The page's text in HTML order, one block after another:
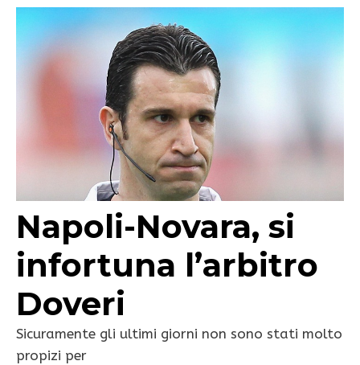
Napoli-Novara, si
infortuna l’arbitro
Doveri
Sicuramente gli ultimi giorni non sono stati molto
propizi per